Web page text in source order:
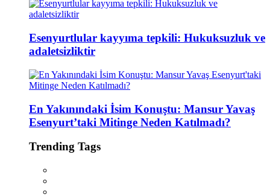
Esenyurtlular kayyıma tepkili: Hukuksuzluk ve
adaletsizliktir
En Yakınındaki İsim Konuştu: Mansur Yavaş
Esenyurt’taki Mitinge Neden Katılmadı?
Trending Tags